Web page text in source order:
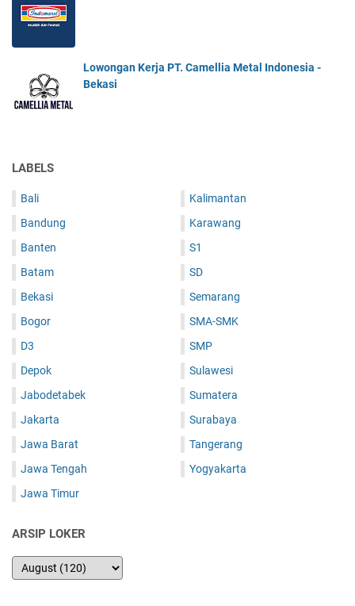
Lowongan Kerja PT. Camellia Metal Indonesia -
Bekasi
LABELS
Bali
Bandung
Banten
Batam
Bekasi
Bogor
D3
Depok
Jabodetabek
Jakarta
Jawa Barat
Jawa Tengah
Jawa Timur
Kalimantan
Karawang
S1
SD
Semarang
SMA-SMK
SMP
Sulawesi
Sumatera
Surabaya
Tangerang
Yogyakarta
ARSIP LOKER